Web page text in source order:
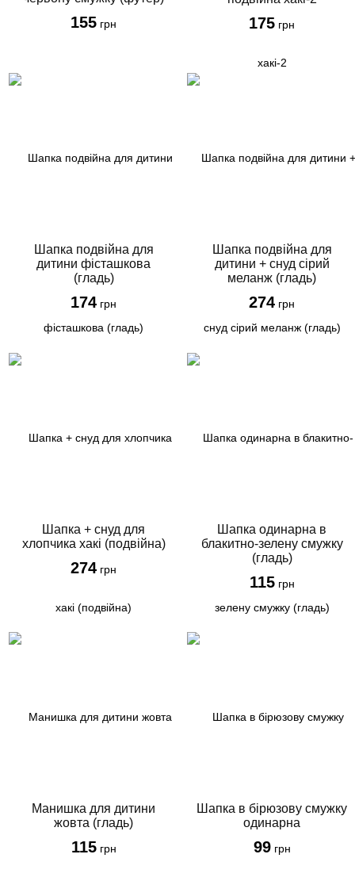
155 грн 175 грн
Шапка подвійна для
дитини фісташкова
(гладь)
174 грн
Шапка подвійна для
дитини + снуд сірий
меланж (гладь)
274 грн
Шапка + снуд для
хлопчика хакі (подвійна)
274 грн
Шапка одинарна в
блакитно-зелену смужку
(гладь)
115грн
Манишка для дитини
жовта (гладь)
115грн
Шапка в бірюзову смужку
одинарна
99грн